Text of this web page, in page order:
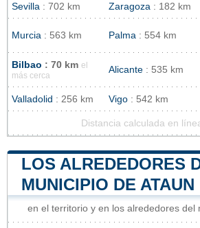
Sevilla : 702 km Zaragoza : 182 km
Murcia : 563 km Palma : 554 km
Bilbao : 70 km el
más cerca
Alicante : 535 km
Valladolid : 256 km Vigo : 542 km
Distancia calculada en
LOS ALREDEDORES
MUNICIPIO DE ATAUN
en el territorio y en los alrededores del